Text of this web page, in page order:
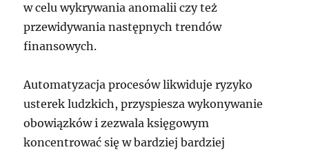
w celu wykrywania anomalii czy też
przewidywania następnych trendów
finansowych.
Automatyzacja procesów likwiduje ryzyko
usterek ludzkich, przyspiesza wykonywanie
obowiązków i zezwala księgowym
koncentrować się w bardziej bardziej